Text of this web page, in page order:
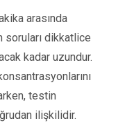
arasında
soruları dikkatlice
kadar uzundur.
testin
ilişkilidir.